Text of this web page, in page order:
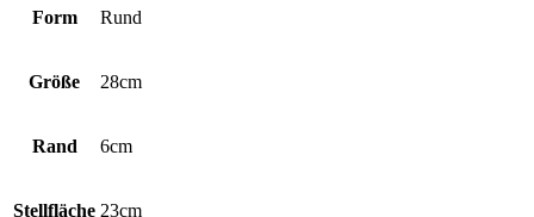
Form Rund
Größe 28cm
Rand 6cm
Stellfläche 23cm